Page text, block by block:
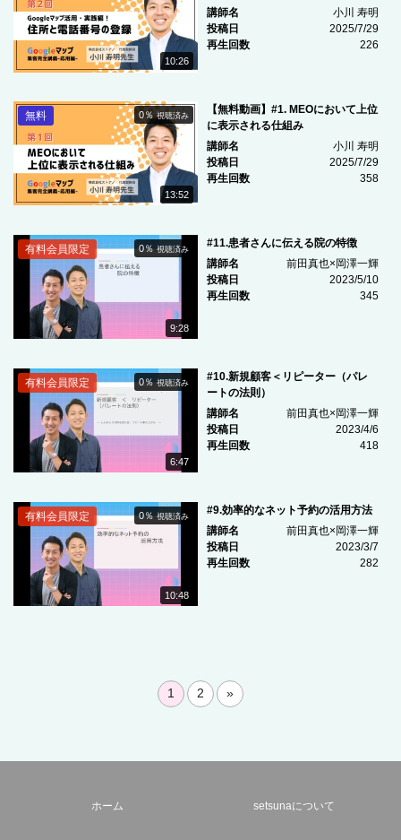
10:26
録
講師名
小川 寿明
投稿日
2025/7/29
再生回数
226
13:52
0％視聴済み
無料
【無料動画】#1. MEOにおいて上位
に表示される仕組み
講師名
小川 寿明
投稿日
2025/7/29
再生回数
358
9:28
0％視聴済み
有料会員限定
#11.患者さんに伝える院の特徴
講師名
前田真也×岡澤一輝
投稿日
2023/5/10
再生回数
345
6:47
0％視聴済み
有料会員限定
#10.新規顧客＜リピーター（パレ
ートの法則）
講師名
前田真也×岡澤一輝
投稿日
2023/4/6
再生回数
418
10:48
0％視聴済み
有料会員限定
#9.効率的なネット予約の活用方法
講師名
前田真也×岡澤一輝
投稿日
2023/3/7
再生回数
282
1 2 »
ホーム setsunaについて